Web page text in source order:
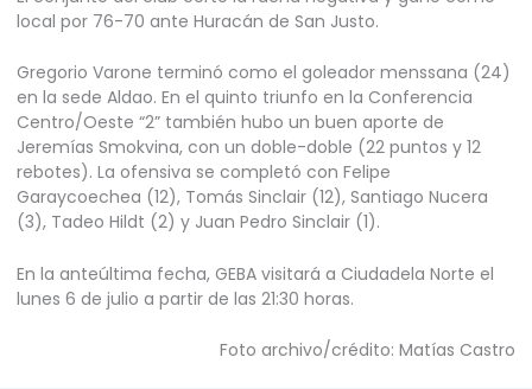
local por 76-70 ante Huracán de San Justo.
Gregorio Varone terminó como el goleador menssana (24)
en la sede Aldao. En el quinto triunfo en la Conferencia
Centro/Oeste “2” también hubo un buen aporte de
Jeremías Smokvina, con un doble-doble (22 puntos y 12
rebotes). La ofensiva se completó con Felipe
Garaycoechea (12), Tomás Sinclair (12), Santiago Nucera
(3), Tadeo Hildt (2) y Juan Pedro Sinclair (1).
En la anteúltima fecha, GEBA visitará a Ciudadela Norte el
lunes 6 de julio a partir de las 21:30 horas.
Foto archivo/crédito: Matías Castro